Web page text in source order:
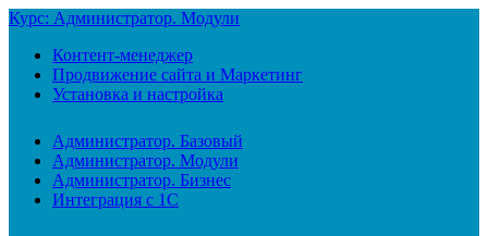
Курс: Администратор. Модули
Контент-менеджер
Продвижение сайта и Маркетинг
Установка и настройка
Администратор. Базовый
Администратор. Модули
Администратор. Бизнес
Интеграция с 1С